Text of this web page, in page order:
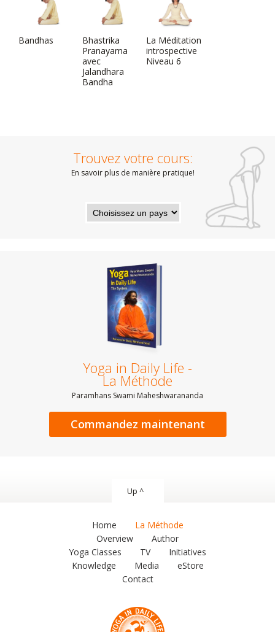
Bandhas
Bhastrika
Pranayama
avec
Jalandhara
Bandha
La Méditation
introspective
Niveau 6
Trouvez votre cours:
En savoir plus de manière pratique!
Yoga in Daily Life -
La Méthode
Paramhans Swami Maheshwarananda
Commandez maintenant
Up ^
Home
La Méthode
Overview
Author
Yoga Classes
TV
Initiatives
Knowledge
Media
eStore
Contact